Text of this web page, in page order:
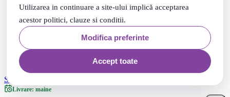
Utilizarea in continuare a site-ului implică acceptarea
acestor politici, clauze si conditii.
Modifica preferinte
Accept toate
Set 100 tepuse frigarui, lungime 250 mm
Livrare: maine